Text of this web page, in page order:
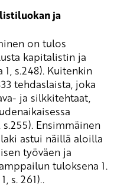
ja
on tulos
kapitalistin ja
s.248). Kuitenkin
tehdaslaista, joka
ja silkkitehtaat,
Ensimmäinen
astui näillä aloilla
työväen ja
tuloksena 1.
s. 261)..